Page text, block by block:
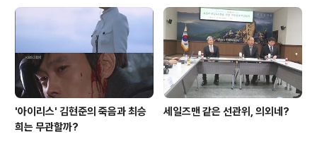
'아이리스' 김현준의 죽음과 최승
희는 무관할까?
세일즈맨 같은 선관위, 의외네?